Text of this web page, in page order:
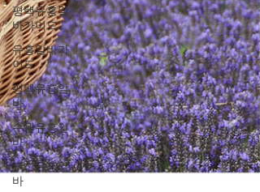
평택유흥알
바가이드
유흥알바가
이드
평택유흥알
바
수원유흥알
바
부산유흥알
바